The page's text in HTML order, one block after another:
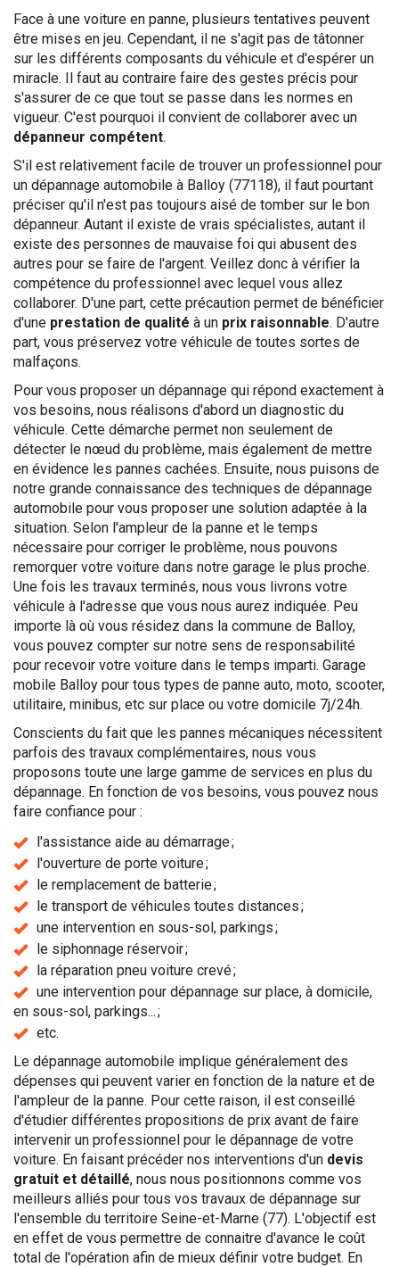
Face à une voiture en panne, plusieurs tentatives peuvent
être mises en jeu. Cependant, il ne s'agit pas de tâtonner
sur les différents composants du véhicule et d'espérer un
miracle. Il faut au contraire faire des gestes précis pour
s'assurer de ce que tout se passe dans les normes en
vigueur. C'est pourquoi il convient de collaborer avec un
dépanneur compétent.
S'il est relativement facile de trouver un professionnel pour
un dépannage automobile à Balloy (77118), il faut pourtant
préciser qu'il n'est pas toujours aisé de tomber sur le bon
dépanneur. Autant il existe de vrais spécialistes, autant il
existe des personnes de mauvaise foi qui abusent des
autres pour se faire de l'argent. Veillez donc à vérifier la
compétence du professionnel avec lequel vous allez
collaborer. D'une part, cette précaution permet de bénéficier
d'une prestation de qualité à un prix raisonnable. D'autre
part, vous préservez votre véhicule de toutes sortes de
malfaçons.
Pour vous proposer un dépannage qui répond exactement à
vos besoins, nous réalisons d'abord un diagnostic du
véhicule. Cette démarche permet non seulement de
détecter le nœud du problème, mais également de mettre
en évidence les pannes cachées. Ensuite, nous puisons de
notre grande connaissance des techniques de dépannage
automobile pour vous proposer une solution adaptée à la
situation. Selon l'ampleur de la panne et le temps
nécessaire pour corriger le problème, nous pouvons
remorquer votre voiture dans notre garage le plus proche.
Une fois les travaux terminés, nous vous livrons votre
véhicule à l'adresse que vous nous aurez indiquée. Peu
importe là où vous résidez dans la commune de Balloy,
vous pouvez compter sur notre sens de responsabilité
pour recevoir votre voiture dans le temps imparti. Garage
mobile Balloy pour tous types de panne auto, moto, scooter,
utilitaire, minibus, etc sur place ou votre domicile 7j/24h.
Conscients du fait que les pannes mécaniques nécessitent
parfois des travaux complémentaires, nous vous
proposons toute une large gamme de services en plus du
dépannage. En fonction de vos besoins, vous pouvez nous
faire confiance pour :
l'assistance aide au démarrage ;
l'ouverture de porte voiture ;
le remplacement de batterie ;
le transport de véhicules toutes distances ;
une intervention en sous-sol, parkings ;
le siphonnage réservoir ;
la réparation pneu voiture crevé ;
une intervention pour dépannage sur place, à domicile,
en sous-sol, parkings... ;
etc.
Le dépannage automobile implique généralement des
dépenses qui peuvent varier en fonction de la nature et de
l'ampleur de la panne. Pour cette raison, il est conseillé
d'étudier différentes propositions de prix avant de faire
intervenir un professionnel pour le dépannage de votre
voiture. En faisant précéder nos interventions d'un devis
gratuit et détaillé, nous nous positionnons comme vos
meilleurs alliés pour tous vos travaux de dépannage sur
l'ensemble du territoire Seine-et-Marne (77). L'objectif est
en effet de vous permettre de connaitre d'avance le coût
total de l'opération afin de mieux définir votre budget. En